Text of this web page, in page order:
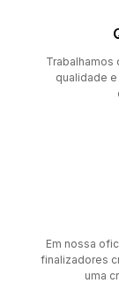
Trabalhamos
qualidade
Em nossa
finalizadores
uma